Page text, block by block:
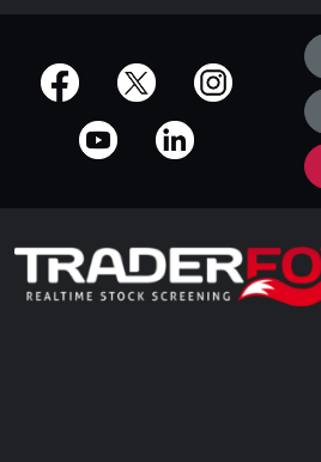
offizielle Social Media-Accounts